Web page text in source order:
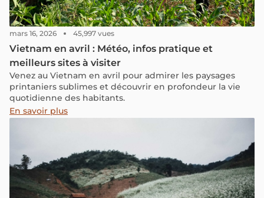
mars 16, 2026 45,997 vues
Vietnam en avril : Météo, infos pratique et
meilleurs sites à visiter
Venez au Vietnam en avril pour admirer les paysages
printaniers sublimes et découvrir en profondeur la vie
quotidienne des habitants.
En savoir plus